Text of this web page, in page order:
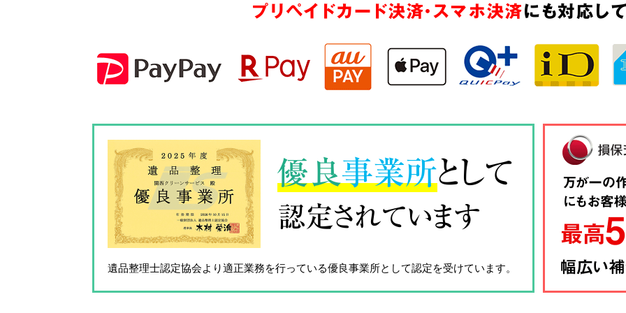
プリペイドカード決済・スマホ決済にも対応し
優良事業所として
認定されています
遺品整理士認定協会より適正業務を行っている優良事業所として認定を受けています。